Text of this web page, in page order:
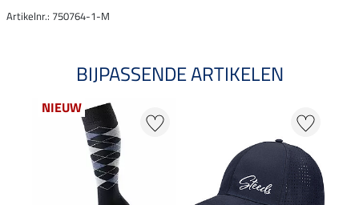
Artikelnr.: 750764-1-M
BIJPASSENDE ARTIKELEN
NIEUW